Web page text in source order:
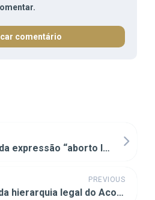
O temível engano da expressão “aborto legal”.
PREVIOUS
A (Des)conhecida hierarquia legal do Acordo Brasil Santa Sé.